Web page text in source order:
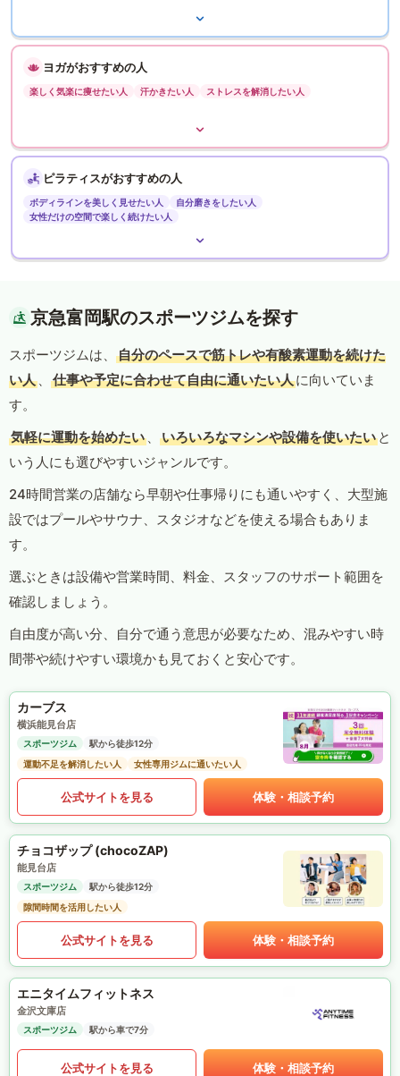
ヨガがおすすめの人
楽しく気楽に痩せたい人 汗かきたい人 ストレスを解消したい人
ピラティスがおすすめの人
ボディラインを美しく見せたい人
自分磨きをしたい人
女性だけの空間で楽しく続けたい人
京急富岡駅のスポーツジムを探す
スポーツジムは、
自分のペースで筋トレや有酸素運動を続けた
い人 、 仕事や予定に合わせて自由に通いたい人に向いていま
す。
気軽に運動を始めたい 、 いろいろなマシンや設備を使いたい と
いう人にも選びやすいジャンルです。
24時間営業の店舗なら早朝や仕事帰りにも通いやすく、大型施
設ではプールやサウナ、スタジオなどを使える場合もありま
す。
選ぶときは設備や営業時間、料金、スタッフのサポート範囲を
確認しましょう。
自由度が高い分、自分で通う意思が必要なため、混みやすい時
間帯や続けやすい環境かも見ておくと安心です。
カーブス
横浜能見台店
スポーツジム
駅から徒歩12分
運動不足を解消したい人
女性専用ジムに通いたい人
公式サイトを見る 体験・相談予約
チョコザップ (chocoZAP)
能見台店
スポーツジム
駅から徒歩12分
隙間時間を活用したい人
公式サイトを見る 体験・相談予約
エニタイムフィットネス
金沢文庫店
スポーツジム 駅から車で7分
公式サイトを見る 体験・相談予約